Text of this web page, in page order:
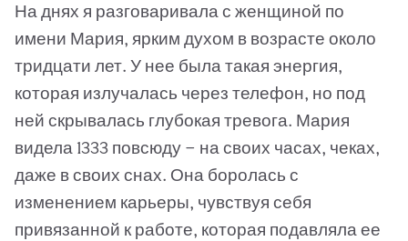
На днях я разговаривала с женщиной по
имени Мария, ярким духом в возрасте около
тридцати лет. У нее была такая энергия,
которая излучалась через телефон, но под
ней скрывалась глубокая тревога. Мария
видела 1333 повсюду — на своих часах, чеках,
даже в своих снах. Она боролась с
изменением карьеры, чувствуя себя
привязанной к работе, которая подавляла ее